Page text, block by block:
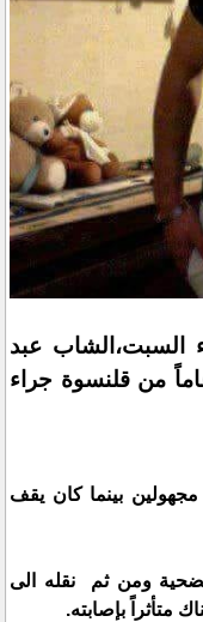
عبد
عذبة والبالغ من العمر 28 عاماً من قلنسوة جراء
بينما كان يقف
ومن ثم نقله الى
متأثراً بإصابته.